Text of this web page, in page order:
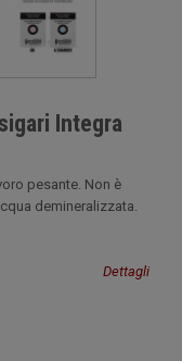
Integra
pesante. Non è
demineralizzata.
Dettagli